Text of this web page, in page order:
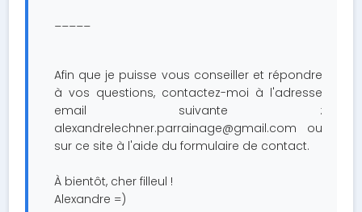
_____
Afin que je puisse vous conseiller et répondre
à vos questions, contactez-moi à l'adresse
email suivante :
alexandrelechner.parrainage@gmail.com ou
sur ce site à l'aide du formulaire de contact.
À bientôt, cher filleul !
Alexandre =)